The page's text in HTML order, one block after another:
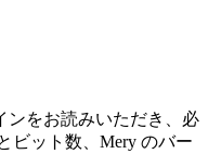
ンをお読みいただき、必
ビット数、Mery のバー